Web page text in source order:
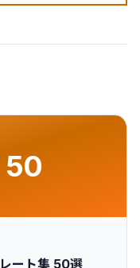
50
ート集 50選